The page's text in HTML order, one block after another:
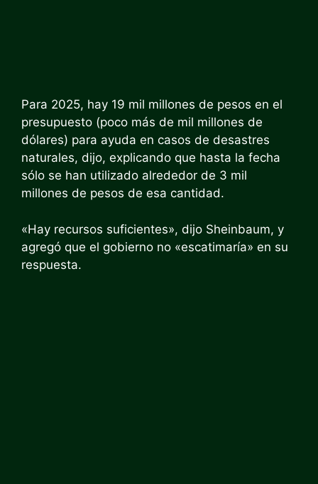
Para 2025, hay 19 mil millones de pesos en el
presupuesto (poco más de mil millones de
dólares) para ayuda en casos de desastres
naturales, dijo, explicando que hasta la fecha
sólo se han utilizado alrededor de 3 mil
millones de pesos de esa cantidad.
«Hay recursos suficientes», dijo Sheinbaum, y
agregó que el gobierno no «escatimaría» en su
respuesta.